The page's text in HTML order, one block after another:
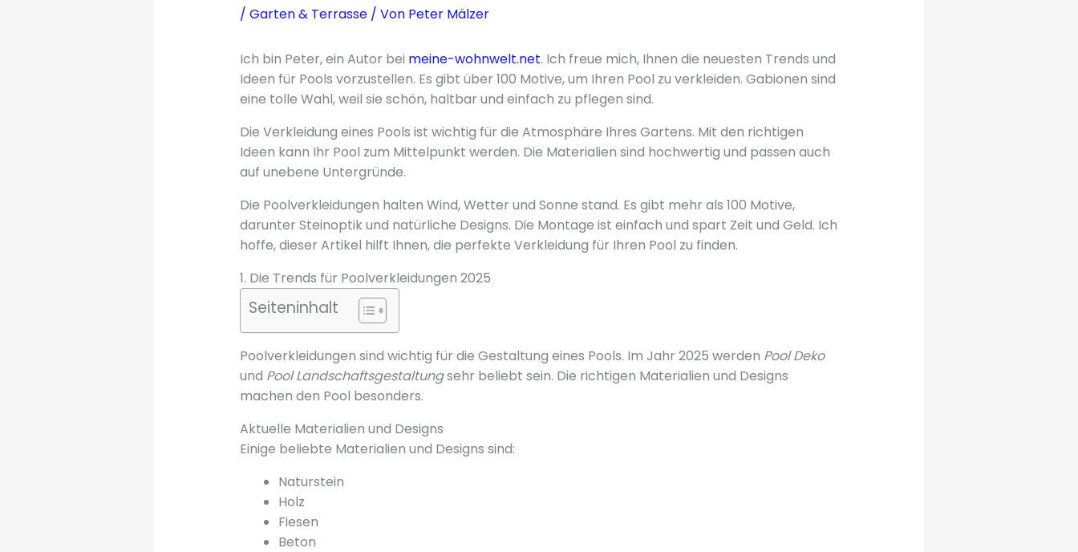
/ Garten & Terrasse/ Von Peter Mälzer
Ich bin Peter, ein Autor bei meine-wohnwelt.net. Ich freue mich, Ihnen die neuesten Trends und
Ideen für Pools vorzustellen. Es gibt über 100 Motive, um Ihren Pool zu verkleiden. Gabionen sind
eine tolle Wahl, weil sie schön, haltbar und einfach zu pflegen sind.
Die Verkleidung eines Pools ist wichtig für die Atmosphäre Ihres Gartens. Mit den richtigen
Ideen kann Ihr Pool zum Mittelpunkt werden. Die Materialien sind hochwertig und passen auch
auf unebene Untergründe.
Die Poolverkleidungen halten Wind, Wetter und Sonne stand. Es gibt mehr als 100 Motive,
darunter Steinoptik und natürliche Designs. Die Montage ist einfach und spart Zeit und Geld. Ich
hoffe, dieser Artikel hilft Ihnen, die perfekte Verkleidung für Ihren Pool zu finden.
1. Die Trends für Poolverkleidungen 2025
Seiteninhalt
Poolverkleidungen sind wichtig für die Gestaltung eines Pools. Im Jahr 2025 werden Pool Deko
und Pool Landschaftsgestaltungsehr beliebt sein. Die richtigen Materialien und Designs
machen den Pool besonders.
Aktuelle Materialien und Designs
Einige beliebte Materialien und Designs sind:
Naturstein
Holz
Fiesen
Beton